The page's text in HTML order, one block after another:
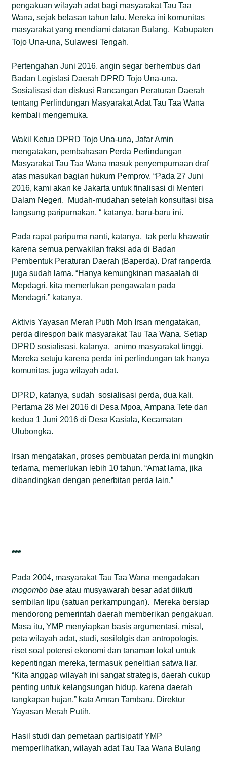
pengakuan wilayah adat bagi masyarakat Tau Taa
Wana, sejak belasan tahun lalu. Mereka ini komunitas
masyarakat yang mendiami dataran Bulang, Kabupaten
Tojo Una-una, Sulawesi Tengah.
Pertengahan Juni 2016, angin segar berhembus dari
Badan Legislasi Daerah DPRD Tojo Una-una.
Sosialisasi dan diskusi Rancangan Peraturan Daerah
tentang Perlindungan Masyarakat Adat Tau Taa Wana
kembali mengemuka.
Wakil Ketua DPRD Tojo Una-una, Jafar Amin
mengatakan, pembahasan Perda Perlindungan
Masyarakat Tau Taa Wana masuk penyempurnaan draf
atas masukan bagian hukum Pemprov. “Pada 27 Juni
2016, kami akan ke Jakarta untuk finalisasi di Menteri
Dalam Negeri. Mudah-mudahan setelah konsultasi bisa
langsung paripurnakan, “ katanya, baru-baru ini.
Pada rapat paripurna nanti, katanya, tak perlu khawatir
karena semua perwakilan fraksi ada di Badan
Pembentuk Peraturan Daerah (Baperda). Draf ranperda
juga sudah lama. “Hanya kemungkinan masaalah di
Mepdagri, kita memerlukan pengawalan pada
Mendagri,” katanya.
Aktivis Yayasan Merah Putih Moh Irsan mengatakan,
perda direspon baik masyarakat Tau Taa Wana. Setiap
DPRD sosialisasi, katanya, animo masyarakat tinggi.
Mereka setuju karena perda ini perlindungan tak hanya
komunitas, juga wilayah adat.
DPRD, katanya, sudah sosialisasi perda, dua kali.
Pertama 28 Mei 2016 di Desa Mpoa, Ampana Tete dan
kedua 1 Juni 2016 di Desa Kasiala, Kecamatan
Ulubongka.
Irsan mengatakan, proses pembuatan perda ini mungkin
terlama, memerlukan lebih 10 tahun. “Amat lama, jika
dibandingkan dengan penerbitan perda lain.”
***
Pada 2004, masyarakat Tau Taa Wana mengadakan
mogombo bae atau musyawarah besar adat diikuti
sembilan lipu (satuan perkampungan). Mereka bersiap
mendorong pemerintah daerah memberikan pengakuan.
Masa itu, YMP menyiapkan basis argumentasi, misal,
peta wilayah adat, studi, sosilolgis dan antropologis,
riset soal potensi ekonomi dan tanaman lokal untuk
kepentingan mereka, termasuk penelitian satwa liar.
“Kita anggap wilayah ini sangat strategis, daerah cukup
penting untuk kelangsungan hidup, karena daerah
tangkapan hujan,” kata Amran Tambaru, Direktur
Yayasan Merah Putih.
Hasil studi dan pemetaan partisipatif YMP
memperlihatkan, wilayah adat Tau Taa Wana Bulang